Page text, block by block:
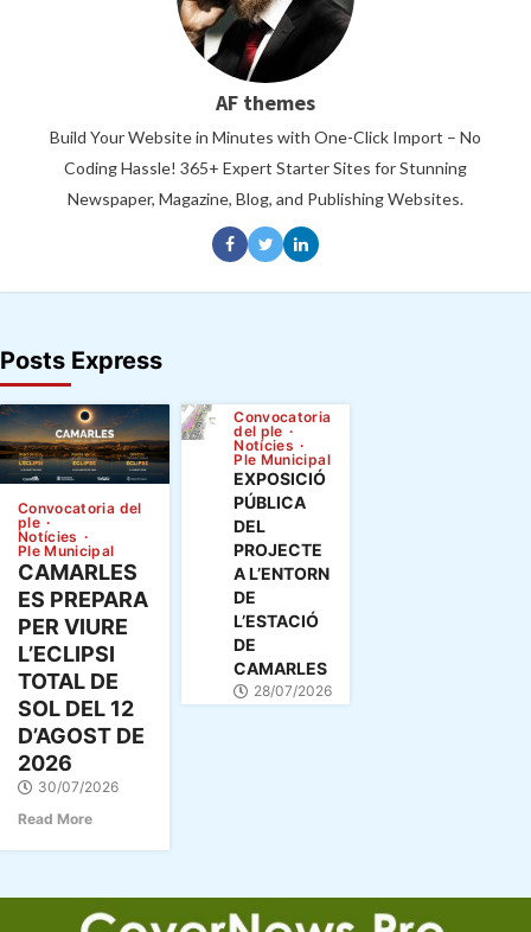
AF themes
Build Your Website in Minutes with One-Click Import – No
Coding Hassle! 365+ Expert Starter Sites for Stunning
Newspaper, Magazine, Blog, and Publishing Websites.
Posts Express
Convocatoria del
ple
Notícies
Ple Municipal
CAMARLES
ES PREPARA
PER VIURE
L’ECLIPSI
TOTAL DE
SOL DEL 12
D’AGOST DE
2026
30/07/2026
Read More
CAMARLES
ES
PREPARA
PER
VIURE
L’ECLIPSI
TOTAL
SOL
DEL
D’AGOST
DE
2026
Convocatoria
del ple
Notícies
Ple Municipal
EXPOSICIÓ
PÚBLICA
DEL
PROJECTE
A L’ENTORN
DE
L’ESTACIÓ
DE
CAMARLES
28/07/2026